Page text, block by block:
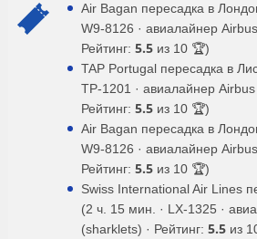
Air Bagan пересадка в
W9-8126 · авиалайнер
Рейтинг: 5.5 из 10 🏆)
TAP Portugal пересадка в
TP-1201 · авиалайнер
Рейтинг: 5.5 из 10 🏆)
Air Bagan пересадка в
W9-8126 · авиалайнер
Рейтинг: 5.5 из 10 🏆)
Swiss International Air Lines
(2 ч. 15 мин. · LX-1325 ·
(sharklets) · Рейтинг: 5.5 из